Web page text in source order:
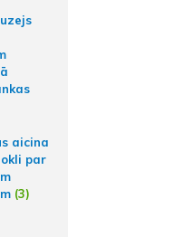
aicina
par
(3)